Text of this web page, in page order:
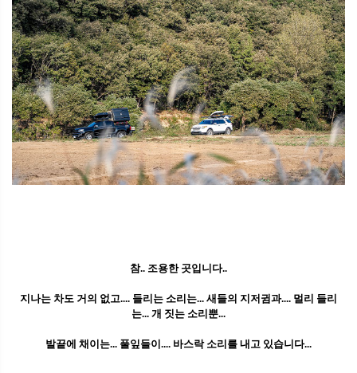
참.. 조용한 곳입니다..
지나는 차도 거의 없고.... 들리는 소리는... 새들의 지저귐과.... 멀리 들리
는... 개 짓는 소리뿐...
발끝에 채이는... 풀잎들이.... 바스락 소리를 내고 있습니다...